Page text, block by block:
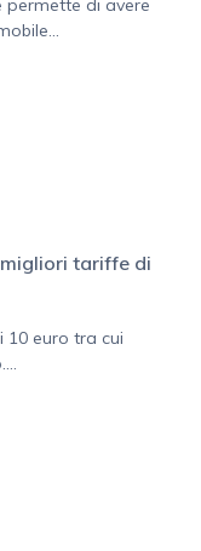
permette di avere
tariffe di
euro tra cui